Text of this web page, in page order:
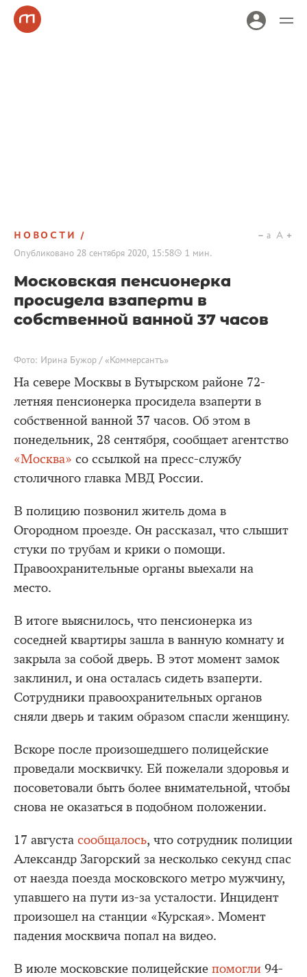
НОВОСТИ
Опубликовано 28 сентября 2020, 15:58 1 мин.
a A
Московская пенсионерка
просидела взаперти в
собственной ванной 37 часов
Фото: Ирина Бужор / «Коммерсантъ»
На севере Москвы в Бутырском районе 72-
летняя пенсионерка просидела взаперти в
собственной ванной 37 часов. Об этом в
понедельник, 28 сентября, сообщает агентство
«Москва» со ссылкой на пресс-службу
столичного главка МВД России.
В полицию позвонил житель дома в
Огородном проезде. Он рассказал, что слышит
стуки по трубам и крики о помощи.
Правоохранительные органы выехали на
место.
В итоге выяснилось, что пенсионерка из
соседней квартиры зашла в ванную комнату и
закрыла за собой дверь. В этот момент замок
заклинил, и она осталась сидеть взаперти.
Сотрудники правоохранительных органов
сняли дверь и таким образом спасли женщину.
Вскоре после произошедшего полицейские
проведали москвичку. Ей пожелали здоровья и
посоветовали быть более внимательной, чтобы
снова не оказаться в подобном положении.
17 августа сообщалось, что сотрудник полиции
Александр Загорский за несколько секунд спас
от наезда поезда московского метро мужчину,
упавшего на пути из-за усталости. Инцидент
произошел на станции «Курская». Момент
падения москвича попал на видео.
В июле московские полицейские помогли 94-